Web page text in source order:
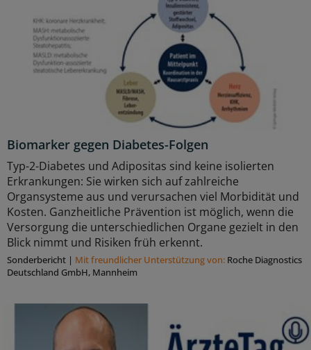
Biomarker gegen Diabetes-Folgen
Typ-2-Diabetes und Adipositas sind keine isolierten
Erkrankungen: Sie wirken sich auf zahlreiche
Organsysteme aus und verursachen viel Morbidität und
Kosten. Ganzheitliche Prävention ist möglich, wenn die
Versorgung die unterschiedlichen Organe gezielt in den
Blick nimmt und Risiken früh erkennt.
Sonderbericht | Mit freundlicher Unterstützung von: Roche Diagnostics
Deutschland GmbH, Mannheim